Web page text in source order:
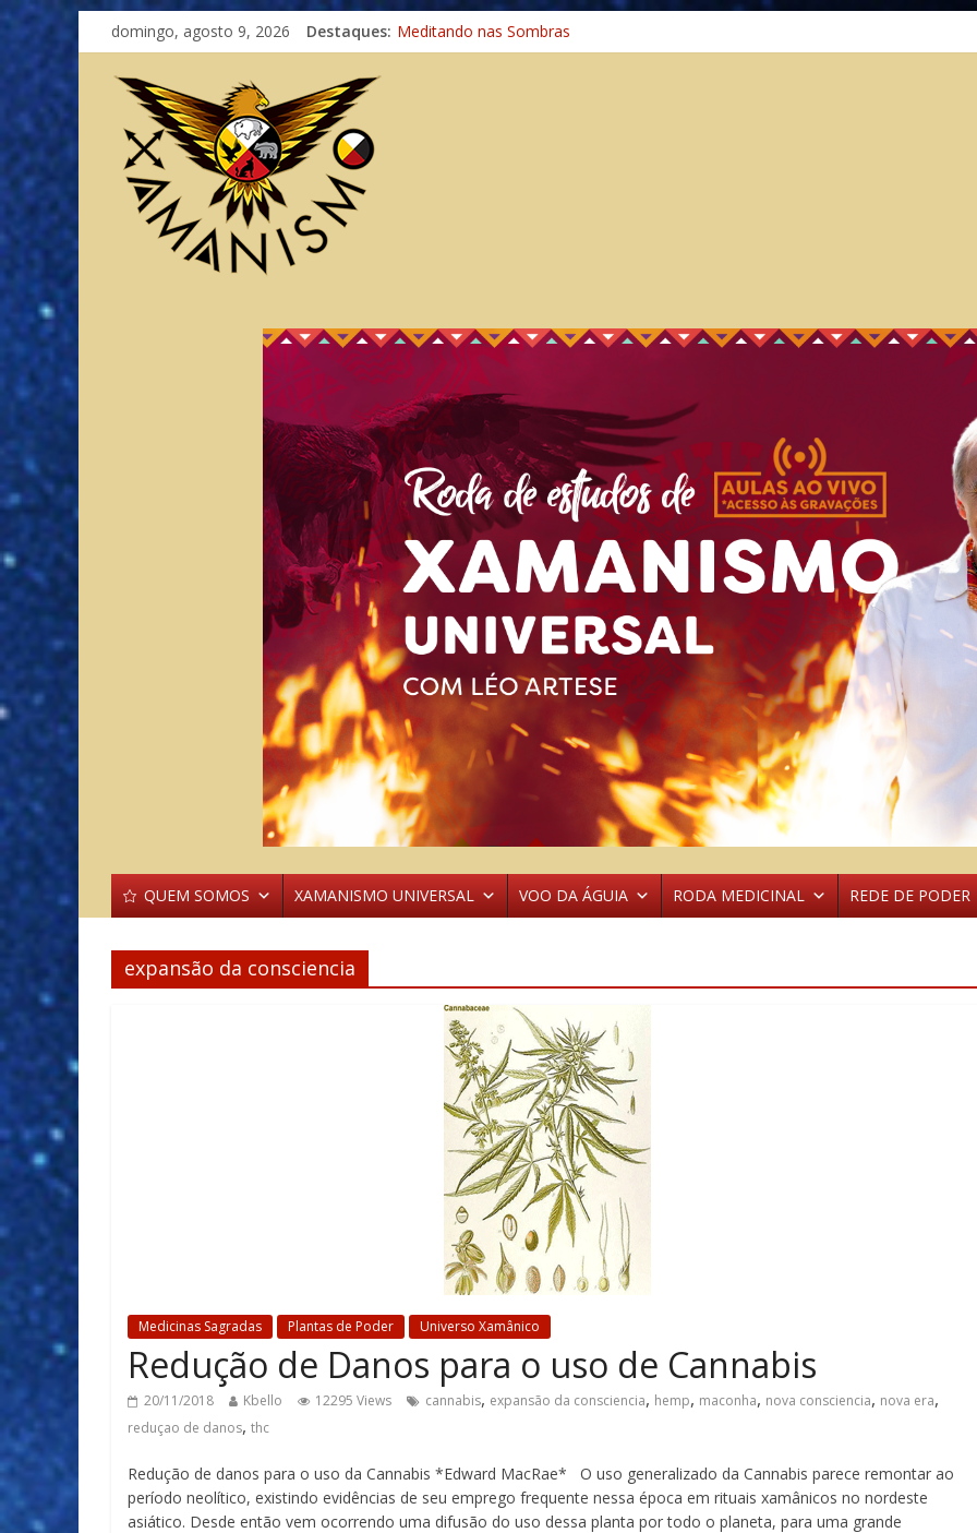
domingo, agosto 9, 2026 Destaques:
Imaginação na Cura
Meditando nas Sombras
QUEM SOMOS XAMANISMO UNIVERSAL VOO DA ÁGUIA RODA MEDICINAL REDE DE PODER
expansão da consciencia
Medicinas Sagradas Plantas de Poder Universo Xamânico
Redução de Danos para o uso de Cannabis
20/11/2018 Kbello 12295 Views cannabis, expansão da consciencia, hemp, maconha, nova consciencia, nova era,
reduçao de danos, thc
Redução de danos para o uso da Cannabis *Edward MacRae* O uso generalizado da Cannabis parece remontar ao
período neolítico, existindo evidências de seu emprego frequente nessa época em rituais xamânicos no nordeste
asiático. Desde então vem ocorrendo uma difusão do uso dessa planta por todo o planeta, para uma grande